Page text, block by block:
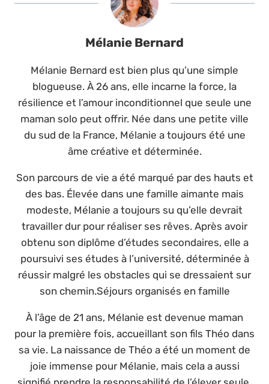
Mélanie Bernard
Mélanie Bernard est bien plus qu’une simple
blogueuse. À 26 ans, elle incarne la force, la
résilience et l’amour inconditionnel que seule une
maman solo peut offrir. Née dans une petite ville
du sud de la France, Mélanie a toujours été une
âme créative et déterminée.
Son parcours de vie a été marqué par des hauts et
des bas. Élevée dans une famille aimante mais
modeste, Mélanie a toujours su qu’elle devrait
travailler dur pour réaliser ses rêves. Après avoir
obtenu son diplôme d’études secondaires, elle a
poursuivi ses études à l’université, déterminée à
réussir malgré les obstacles qui se dressaient sur
son chemin.Séjours organisés en famille
À l’âge de 21 ans, Mélanie est devenue maman
pour la première fois, accueillant son fils Théo dans
sa vie. La naissance de Théo a été un moment de
joie immense pour Mélanie, mais cela a aussi